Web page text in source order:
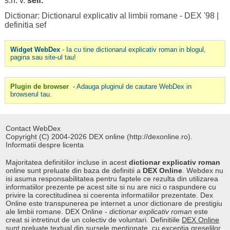
Dictionar: Dictionarul explicativ al limbii romane - DEX '98|
definitia sef
Widget WebDex- Ia cu tine dictionarul explicativ roman in blogul,
pagina sau site-ul tau!
Plugin de browser - Adauga pluginul de cautare WebDex in
browserul tau.
Contact WebDex
Copyright (C) 2004-2026 DEX online (http://dexonline.ro).
Informatii despre licenta
Majoritatea definitiilor incluse in acestdictionar explicativ roman
online sunt preluate din baza de definitii a DEX Online . Webdex nu
isi asuma responsabilitatea pentru faptele ce rezulta din utilizarea
informatiilor prezente pe acest site si nu are nici o raspundere cu
privire la corectitudinea si coerenta informatiilor prezentate. Dex
Online este transpunerea pe internet a unor dictionare de prestigiu
ale limbii romane. DEX Online -dictionar explicativ roman este
creat si intretinut de un colectiv de voluntari. Definitiile DEX Online
sunt preluate textual din sursele mentionate, cu exceptia greselilor